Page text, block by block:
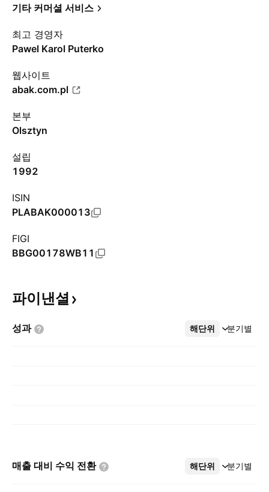
기타 커머셜 서비스
최고 경영자
Pawel Karol Puterko
웹사이트
abak.com.pl
본부
Olsztyn
설립
1992
ISIN
PLABAK000013
FIGI
BBG00178WB11
파이낸셜
성과 해단위 분기별
더보기
매출 대비 수익 전환 해단위 분기별
더보기